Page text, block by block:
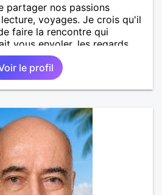
partager nos passions
voyages. Je crois qu'il
faire la rencontre qui
vous envoler, les regards
les silences qui apaisent,
as la même vision, parlons-
le profil